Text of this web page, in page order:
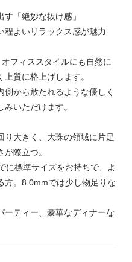
「絶妙な抜け感」
程よいリラックス感が魅力
フィススタイルにも自然に
質に格上げします。
から放たれるような優しく
いただけます。
り大きく、大珠の領域に片足
際立つ。
に標準サイズをお持ちで、よ
方。8.0mmでは少し物足りな
ーティー、豪華なディナーな